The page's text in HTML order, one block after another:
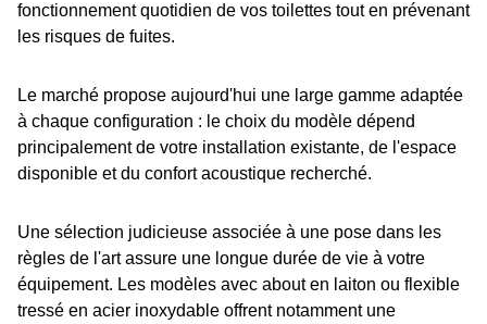
fonctionnement quotidien de vos toilettes tout en prévenant
les risques de fuites.
Le marché propose aujourd'hui une large gamme adaptée
à chaque configuration : le choix du modèle dépend
principalement de votre installation existante, de l'espace
disponible et du confort acoustique recherché.
Une sélection judicieuse associée à une pose dans les
règles de l'art assure une longue durée de vie à votre
équipement. Les modèles avec about en laiton ou flexible
tressé en acier inoxydable offrent notamment une